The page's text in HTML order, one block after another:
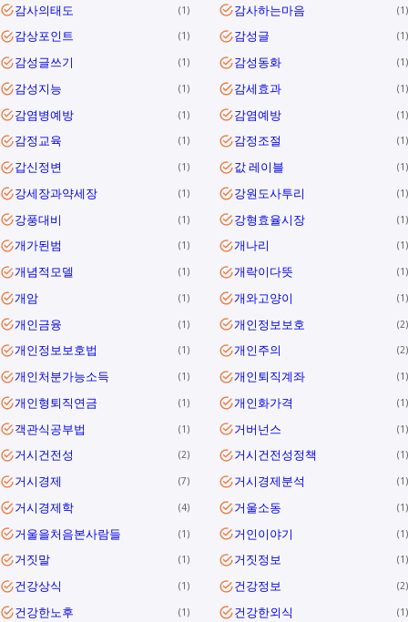
감사의태도 1 감사하는마음 1
감상포인트 1 감성글 1
감성글쓰기 1 감성동화 1
감성지능 1 감세효과 1
감염병예방 1 감염예방 1
감정교육 1 감정조절 1
갑신정변 1 값 레이블 1
강세장과약세장 1 강원도사투리 1
강풍대비 1 강형효율시장 1
개가된범 1 개나리 1
개념적모델 1 개락이다뜻 1
개암 1 개와고양이 1
개인금융 1 개인정보보호 2
개인정보보호법 1 개인주의 2
개인처분가능소득 1 개인퇴직계좌 1
개인형퇴직연금 1 개인화가격 1
객관식공부법 1 거버넌스 1
거시건전성 2 거시건전성정책 1
거시경제 7 거시경제분석 1
거시경제학 4 거울소동 1
거울을처음본사람들 1 거인이야기 1
거짓말 1 거짓정보 1
건강상식 1 건강정보 2
건강한노후 1 건강한외식 1